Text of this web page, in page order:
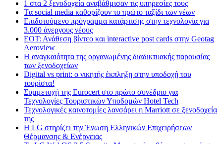
1 στα 2 ξενοδοχεία αναβάθμισαν τις υπηρεσίες τους
Tα social media καθορίζουν το πρώτο ταξίδι των νέων
Επιδοτούμενο πρόγραμμα κατάρτισης στην τεχνολογία για
3.000 άνεργους νέους
ΕΟΤ: Ανάθεση βίντεο και interactive post cards στην Geotag
Aeroview
Η αναγκαιότητα της οργανωμένης διαδικτυακής παρουσίας
των ξενοδοχείων
Digital vs print: ο νικητής έκπληξη στην υποδοχή του
τουρίστα!
Συμμετοχή της Eurocert στο πρώτο συνέδριο για
Τεχνολογίες Τουριστικών Υποδομών Hotel Tech
Τεχνολογικές καινοτομίες λανσάρει η Marriott σε ξενοδοχεία
της
H LG στηρίζει την Ένωση Ελληνικών Επιχειρήσεων
Θέρμανσης & Ενέργειας